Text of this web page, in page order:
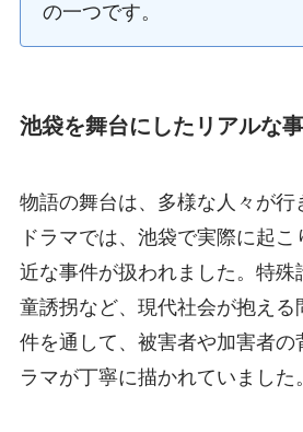
の一つです。
池袋を舞台にしたリアルな
物語の舞台は、多様な人々が行
ドラマでは、池袋で実際に起
近な事件が扱われました。特殊
童誘拐など、現代社会が抱える
件を通して、被害者や加害者の
ラマが丁寧に描かれていました。